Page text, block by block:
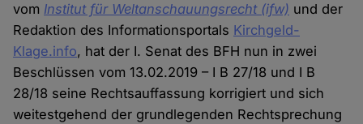
vom Institut für Weltanschauungsrecht (ifw) und der
Redaktion des Informationsportals Kirchgeld-
Klage.info, hat der I. Senat des BFH nun in zwei
Beschlüssen vom 13.02.2019 – I B 27/18 und I B
28/18 seine Rechtsauffassung korrigiert und sich
weitestgehend der grundlegenden Rechtsprechung